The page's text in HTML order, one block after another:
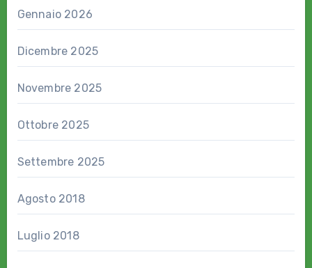
Gennaio 2026
Dicembre 2025
Novembre 2025
Ottobre 2025
Settembre 2025
Agosto 2018
Luglio 2018